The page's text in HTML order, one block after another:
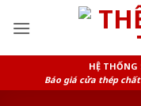
HỆ
Báo giá cửa thép